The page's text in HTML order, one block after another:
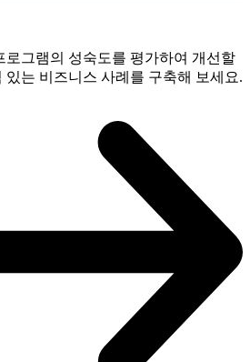
로그램의 성숙도를 평가하여 개선할
는 비즈니스 사례를 구축해 보세요.